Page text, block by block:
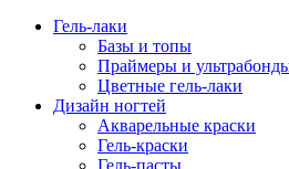
Гель-лаки
Базы и топы
Праймеры и
Цветные гель-лаки
Дизайн ногтей
Акварельные краски
Гель-краски